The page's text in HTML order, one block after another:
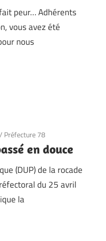
peur… Adhérents
vous avez été
nous
/ Préfecture 78
en douce
(DUP) de la rocade
du 25 avril
la